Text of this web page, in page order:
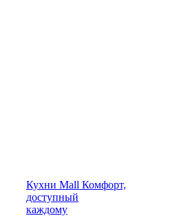
Кухни Mall Комфорт,
доступный
каждому